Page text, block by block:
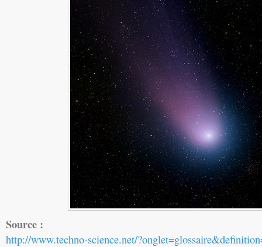
Source :
http://www.techno-science.net/